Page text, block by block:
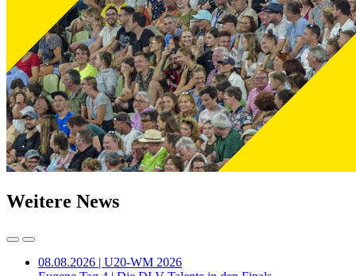
Weitere News
08.08.2026 | U20-WM 2026